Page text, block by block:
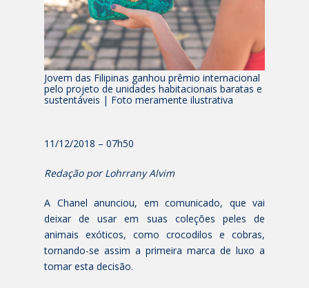
Jovem das Filipinas ganhou prêmio internacional
pelo projeto de unidades habitacionais baratas e
sustentáveis | Foto meramente ilustrativa
11/12/2018 – 07h50
Redação por Lohrrany Alvim
A Chanel anunciou, em comunicado, que vai
deixar de usar em suas coleções peles de
animais exóticos, como crocodilos e cobras,
tornando-se assim a primeira marca de luxo a
tomar esta decisão.